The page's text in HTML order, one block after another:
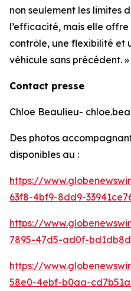
non seulement les limites
l’efficacité, mais elle
contrôle, une flexibilité et
véhicule sans précédent. »
Contact presse
Chloe Beaulieu-
Des photos
disponibles au :
https://
63f8-4bf9-8dd9-
https://
7895-47d5-ad0f-
https://
58e0-4ebf-b0aa-